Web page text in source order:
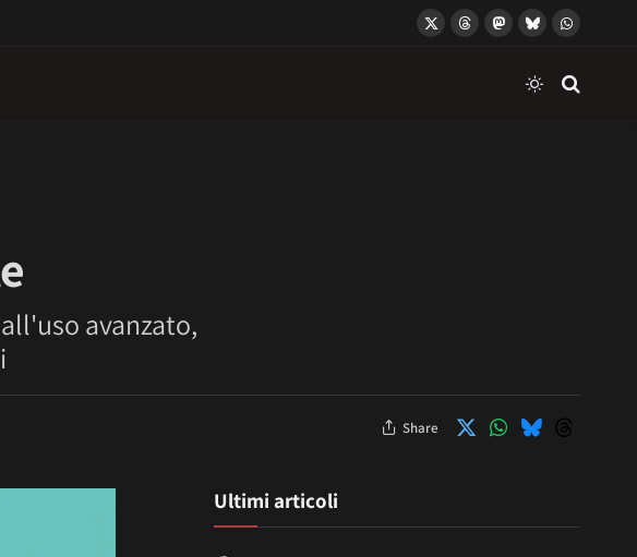
X
ThreadsMastodon
BlueskyWhatsApp
avanzato,
Share
Ultimi articoli